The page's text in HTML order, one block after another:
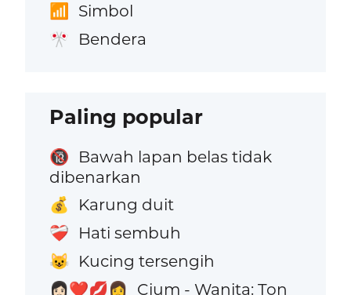
📶 Simbol
🎌 Bendera
Paling popular
🔞
Bawah lapan belas tidak
dibenarkan
💰 Karung duit
❤️‍🩹 Hati sembuh
😺 Kucing tersengih
👩🏻‍❤️‍💋‍👩
Cium - Wanita: Ton